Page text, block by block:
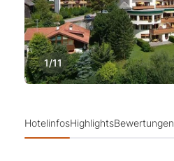
1/11
HotelinfosHighlightsBewertungen